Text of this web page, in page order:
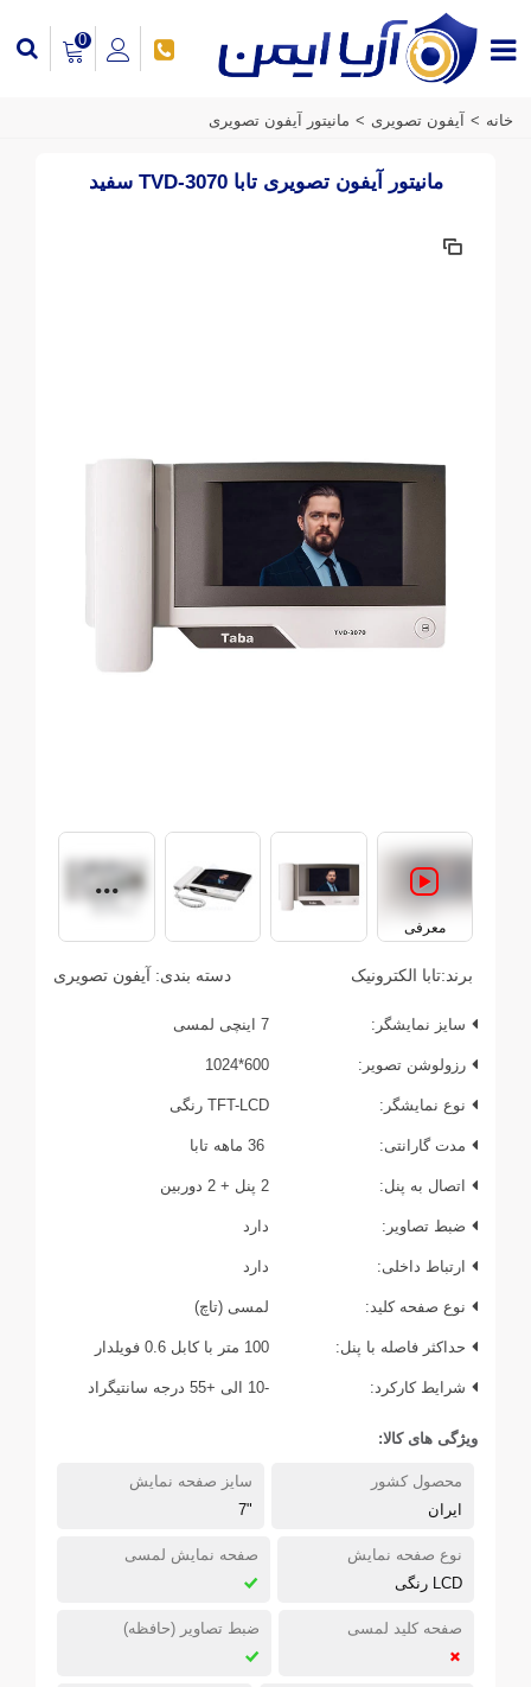
0
خانه > آیفون تصویری > مانیتور آیفون تصویری
مانیتور آیفون تصویری تابا TVD-3070 سفید
معرفی
برند:تابا الکترونیک دسته بندی: آیفون تصویری
سایز نمایشگر: 7 اینچی لمسی
رزولوشن تصویر: 600*1024
نوع نمایشگر: TFT-LCD رنگی
مدت گارانتی:
اتصال به پنل: 2 پنل + 2 دوربین
ضبط تصاویر: دارد
ارتباط داخلی: دارد
نوع صفحه کلید: لمسی (تاچ)
حداکثر فاصله با پنل: 100 متر با کابل 0.6 فویلدار
شرایط کارکرد: -10 الی +55 درجه سانتیگراد
ویژگی های کالا:
محصول کشور
ایران
سایز صفحه نمایش
"7
نوع صفحه نمایش
LCD رنگی
صفحه نمایش لمسی
صفحه کلید لمسی ضبط تصاویر (حافظه)